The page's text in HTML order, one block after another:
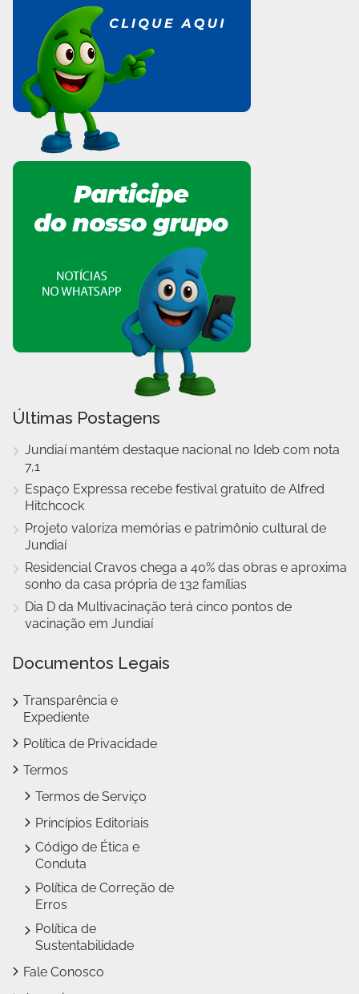
Últimas Postagens
Jundiaí mantém destaque nacional no Ideb com nota
7,1
Espaço Expressa recebe festival gratuito de Alfred
Hitchcock
Projeto valoriza memórias e patrimônio cultural de
Jundiaí
Residencial Cravos chega a 40% das obras e aproxima
sonho da casa própria de 132 famílias
Dia D da Multivacinação terá cinco pontos de
vacinação em Jundiaí
Documentos Legais
Transparência e
Expediente
Política de Privacidade
Termos
Termos de Serviço
Princípios Editoriais
Código de Ética e
Conduta
Política de Correção de
Erros
Política de
Sustentabilidade
Fale Conosco